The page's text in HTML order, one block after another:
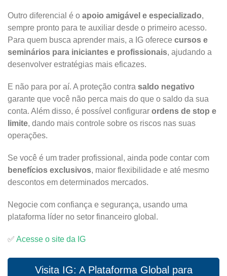
Outro diferencial é o apoio amigável e especializado,
sempre pronto para te auxiliar desde o primeiro acesso.
Para quem busca aprender mais, a IG oferece cursos e
seminários para iniciantes e profissionais, ajudando a
desenvolver estratégias mais eficazes.
E não para por aí. A proteção contra saldo negativo
garante que você não perca mais do que o saldo da sua
conta. Além disso, é possível configurar ordens de stop e
limite, dando mais controle sobre os riscos nas suas
operações.
Se você é um trader profissional, ainda pode contar com
benefícios exclusivos, maior flexibilidade e até mesmo
descontos em determinados mercados.
Negocie com confiança e segurança, usando uma
plataforma líder no setor financeiro global.
✅ Acesse o site da IG
Visita IG: A Plataforma Global para